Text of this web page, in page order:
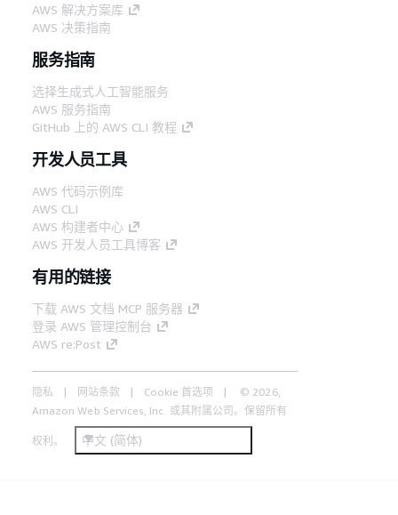
AWS 解决方案库
AWS 决策指南
服务指南
选择生成式人工智能服务
AWS 服务指南
GitHub 上的 AWS CLI 教程
开发人员工具
AWS 代码示例库
AWS CLI
AWS 构建者中心
AWS 开发人员工具博客
有用的链接
下载 AWS 文档 MCP 服务器
登录 AWS 管理控制台
AWS re:Post
隐私 网站条款 Cookie 首选项
© 2026,
Amazon Web Services, Inc. 或其附属公司。保留所有
权利。 中文 (简体)